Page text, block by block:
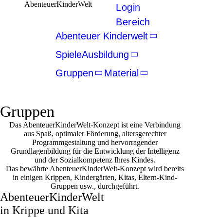
AbenteuerKinderWelt
Login
Bereich
Abenteuer Kinderwelt
SpieleAusbildung
Gruppen
Material
Gruppen
Das AbenteuerKinderWelt-Konzept ist eine Verbindung
aus Spaß, optimaler Förderung, altersgerechter
Programmgestaltung und hervorragender
Grundlagenbildung für die Entwicklung der Intelligenz
und der Sozialkompetenz Ihres Kindes.
Das bewährte AbenteuerKinderWelt-Konzept wird bereits
in einigen Krippen, Kindergärten, Kitas, Eltern-Kind-
Gruppen usw., durchgeführt.
Abenteuer­KinderWelt
in Krippe und Kita